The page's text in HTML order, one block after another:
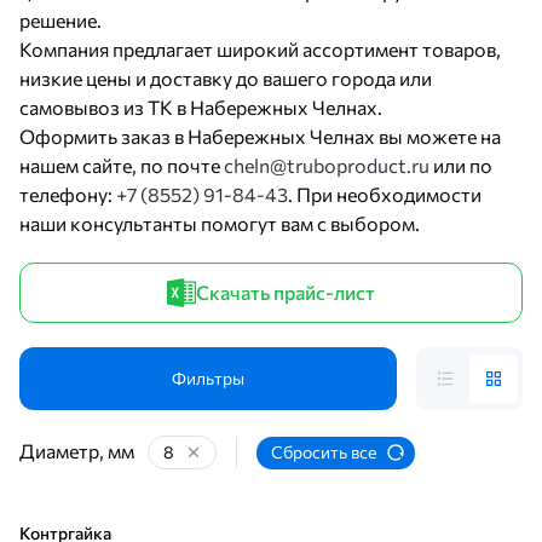
решение.
Компания предлагает широкий ассортимент товаров,
низкие цены и доставку до вашего города или
самовывоз из ТК в Набережных Челнах.
Оформить заказ в Набережных Челнах вы можете на
нашем сайте, по почтеcheln@truboproduct.ru или по
телефону: +7 (8552) 91-84-43. При необходимости
наши консультанты помогут вам с выбором.
Скачать прайс-лист
Фильтры
Диаметр, мм 8 Сбросить все
Контргайка